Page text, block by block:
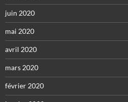
juin 2020
mai 2020
avril 2020
mars 2020
février 2020